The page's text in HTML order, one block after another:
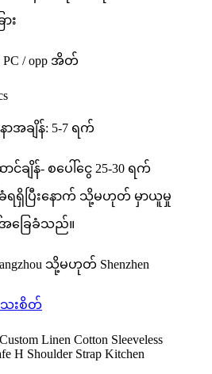
း
PC / opp အိတ်
အချိန်: 5-7 ရက်
ျိန်- စပေါ်ငွေ 25-30 ရက်
ရှိပြီးနောက် သို့မဟုတ် မှာယူမှု
ခြေခံသည်။
သို့မဟုတ် Shenzhen
းစိတ်